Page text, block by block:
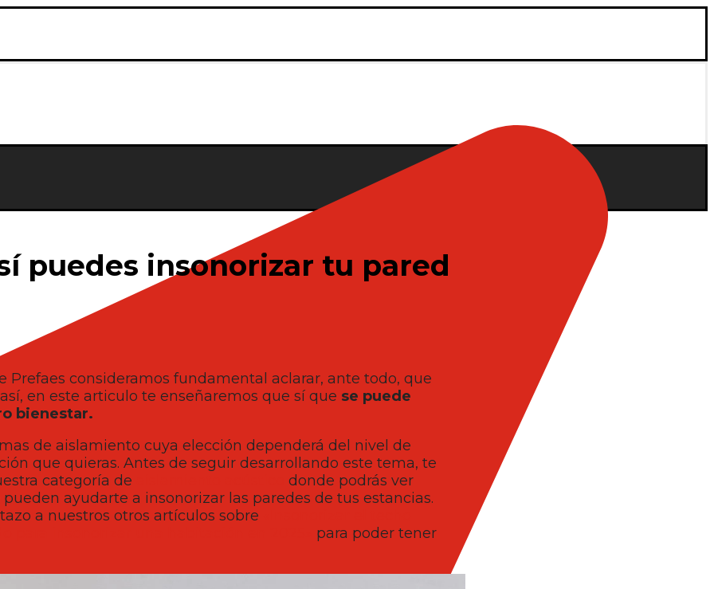
puedes insonorizar tu pared
consideramos fundamental aclarar, ante todo, que
en este articulo te enseñaremos que sí que se puede
bienestar.
de aislamiento cuya elección dependerá del nivel de
que quieras. Antes de seguir desarrollando este tema, te
categoría de
donde podrás ver
ayudarte a insonorizar las paredes de tus estancias.
a nuestros otros artículos sobre
para poder tener